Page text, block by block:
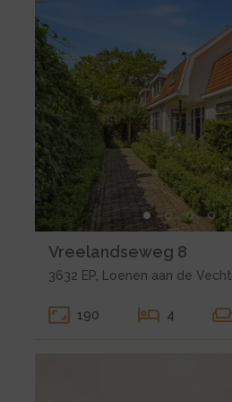
29-
2
de
detail
pagina
van
huur
Loenen
aan
de
Vecht
Vreelandseweg
8
voor
huur
Loenen
Vreelandseweg 8
3632 EP, Loenen aan de Vecht
190 4